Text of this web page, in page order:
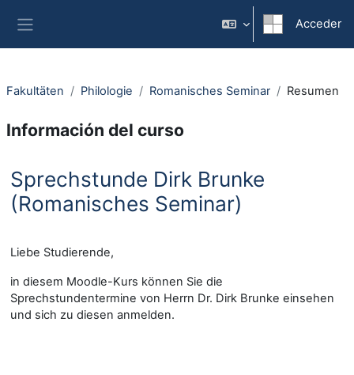
Acceder
Fakultäten Philologie Romanisches Seminar Resumen
Información del curso
Sprechstunde Dirk Brunke
(Romanisches Seminar)
Liebe Studierende,
in diesem Moodle-Kurs können Sie die
Sprechstundentermine von Herrn Dr. Dirk Brunke einsehen
und sich zu diesen anmelden.